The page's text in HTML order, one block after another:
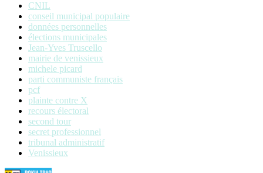
CNIL
conseil municipal populaire
données personnelles
élections municipales
Jean-Yves Truscello
mairie de venissieux
michele picard
parti communiste français
pcf
plainte contre X
recours électoral
second tour
secret professionnel
tribunal administratif
Venissieux